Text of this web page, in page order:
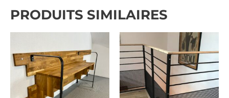
PRODUITS SIMILAIRES